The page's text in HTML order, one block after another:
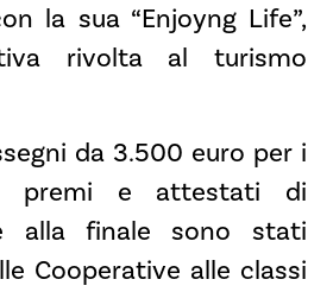
la sua “Enjoyng Life”,
rivolta al turismo
da 3.500 euro per i
premi e attestati di
alla finale sono stati
Cooperative alle classi